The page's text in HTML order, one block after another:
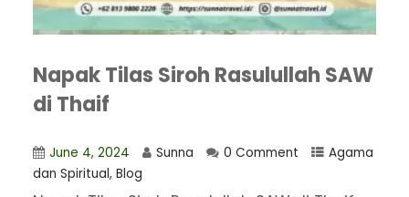
Napak Tilas Siroh Rasulullah SAW
di Thaif
June 4, 2024 Sunna 0 Comment
Agama
dan Spiritual, Blog